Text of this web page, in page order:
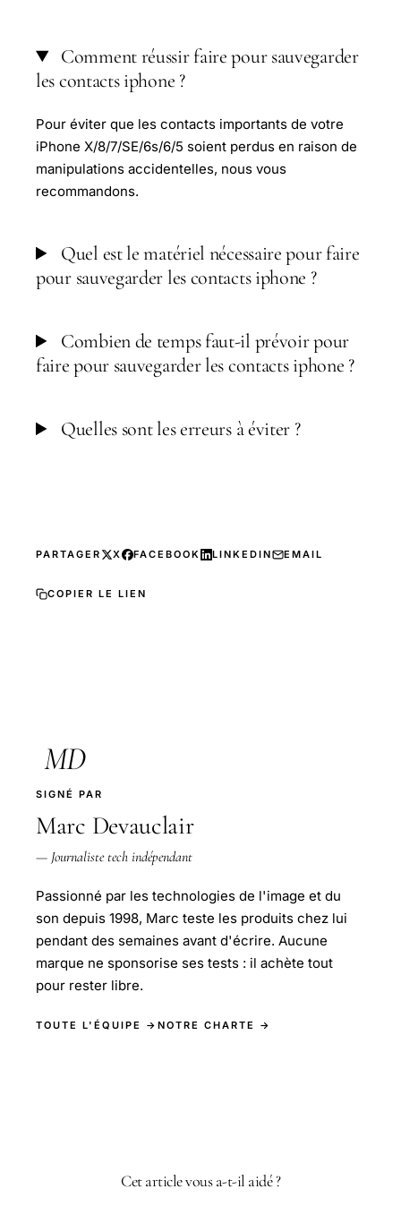
Comment réussir faire pour sauvegarder
les contacts iphone ?
Pour éviter que les contacts importants de votre
iPhone X/8/7/SE/6s/6/5 soient perdus en raison de
manipulations accidentelles, nous vous
recommandons.
Quel est le matériel nécessaire pour faire
pour sauvegarder les contacts iphone ?
Combien de temps faut-il prévoir pour
faire pour sauvegarder les contacts iphone ?
Quelles sont les erreurs à éviter ?
PARTAGER X FACEBOOK LINKEDIN EMAIL
COPIER LE LIEN
MD
SIGNÉ PAR
Marc Devauclair
— Journaliste tech indépendant
Passionné par les technologies de l'image et du
son depuis 1998, Marc teste les produits chez lui
pendant des semaines avant d'écrire. Aucune
marque ne sponsorise ses tests : il achète tout
pour rester libre.
TOUTE L'ÉQUIPE → NOTRE CHARTE →
Cet article vous a-t-il aidé ?